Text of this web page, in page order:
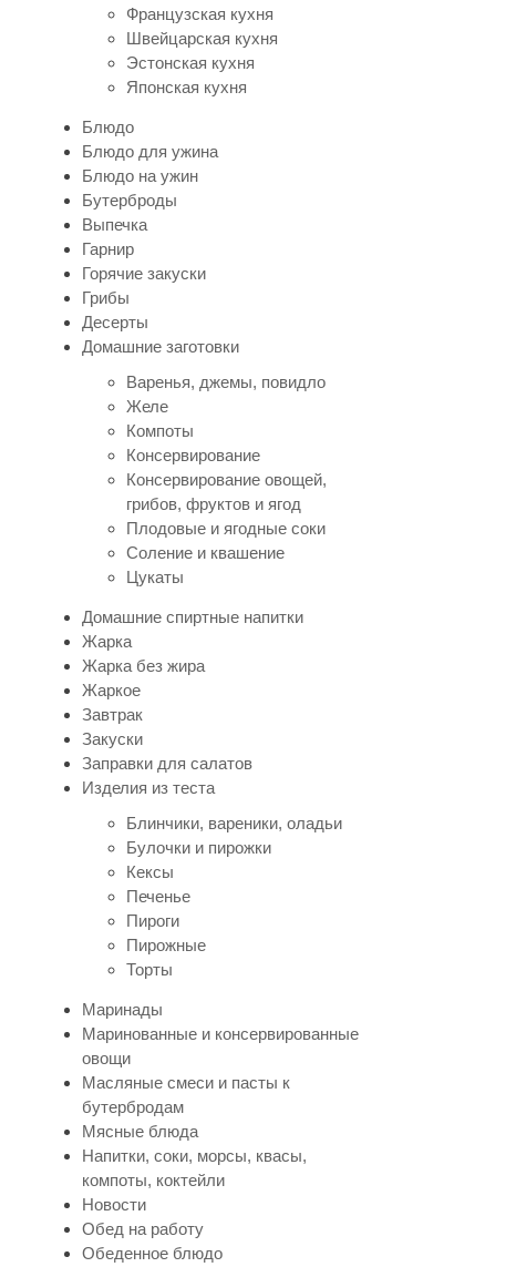
Французская кухня
Швейцарская кухня
Эстонская кухня
Японская кухня
Блюдо
Блюдо для ужина
Блюдо на ужин
Бутерброды
Выпечка
Гарнир
Горячие закуски
Грибы
Десерты
Домашние заготовки
Варенья, джемы, повидло
Желе
Компоты
Консервирование
Консервирование овощей,
грибов, фруктов и ягод
Плодовые и ягодные соки
Соление и квашение
Цукаты
Домашние спиртные напитки
Жарка
Жарка без жира
Жаркое
Завтрак
Закуски
Заправки для салатов
Изделия из теста
Блинчики, вареники, оладьи
Булочки и пирожки
Кексы
Печенье
Пироги
Пирожные
Торты
Маринады
Маринованные и консервированные
овощи
Масляные смеси и пасты к
бутербродам
Мясные блюда
Напитки, соки, морсы, квасы,
компоты, коктейли
Новости
Обед на работу
Обеденное блюдо